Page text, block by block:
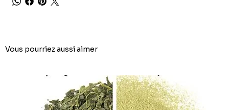
Vous pourriez aussi aimer